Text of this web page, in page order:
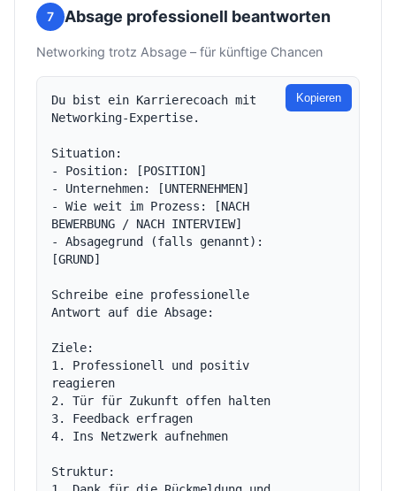
7 Absage professionell beantworten
Networking trotz Absage – für künftige Chancen
Du bist ein Karrierecoach mit
Networking-Expertise.
Situation:
- Position: [POSITION]
- Unternehmen: [UNTERNEHMEN]
- Wie weit im Prozess: [NACH
BEWERBUNG / NACH INTERVIEW]
- Absagegrund (falls genannt):
[GRUND]
Schreibe eine professionelle
Antwort auf die Absage:
Ziele:
1. Professionell und positiv
reagieren
2. Tür für Zukunft offen halten
3. Feedback erfragen
4. Ins Netzwerk aufnehmen
Struktur:
Kopieren